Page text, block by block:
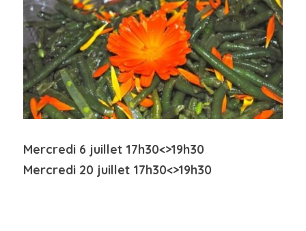
Mercredi 6 juillet 17h30<>19h30
Mercredi 20 juillet 17h30<>19h30